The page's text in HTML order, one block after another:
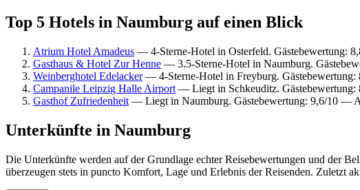
Top 5 Hotels in Naumburg auf einen Blick
Atrium Hotel Amadeus — 4-Sterne-Hotel in Osterfeld. Gästebewertung:
Gasthaus & Hotel Zur Henne — 3.5-Sterne-Hotel in Naumburg.
Weinberghotel Edelacker— 4-Sterne-Hotel in Freyburg.
Campanile Leipzig Halle Airport — Liegt in Schkeuditz.
Gasthof Zufriedenheit — Liegt in Naumburg. Gästebewertung: 9,6/10 —
Unterkünfte in Naumburg
Die Unterkünfte werden auf der Grundlage echter Reisebewertungen und der
überzeugen stets in puncto Komfort, Lage und Erlebnis der Reisenden. Zuletzt